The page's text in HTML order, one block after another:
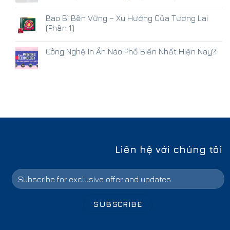
Bao Bì Bền Vững – Xu Hướng Của Tương Lai
(Phần 1)
Công Nghệ In Ấn Nào Phổ Biến Nhất Hiện Nay?
Liên hệ với chúng tôi